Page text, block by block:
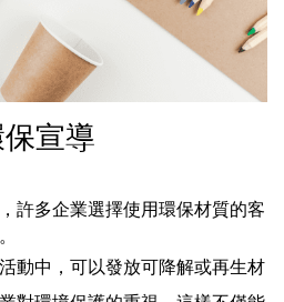
宣導
許多企業選擇使用環保材質的客
動中，可以發放可降解或再生材